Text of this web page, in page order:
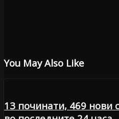
You May Also Like
13 починати, 469 нови